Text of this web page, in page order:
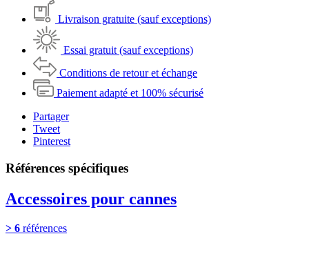
Livraison gratuite (sauf exceptions)
Essai gratuit (sauf exceptions)
Conditions de retour et échange
Paiement adapté et 100% sécurisé
Partager
Tweet
Pinterest
Références spécifiques
Accessoires pour cannes
> 6 références